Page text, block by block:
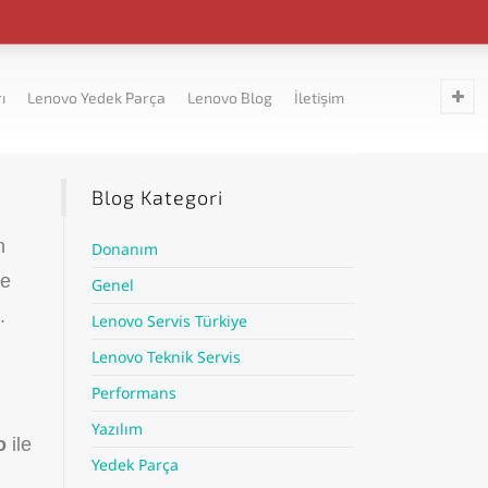
Lenovo Yedek Parça Lenovo Blog İletişim
ile
Blog Kategori
Donanım
Genel
Lenovo Servis Türkiye
Lenovo Teknik Servis
Performans
Yazılım
Yedek Parça